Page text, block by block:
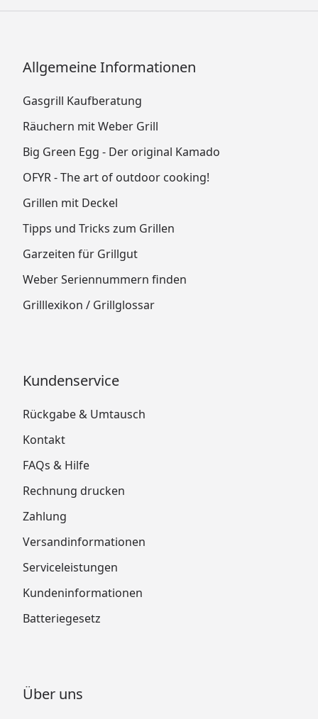
Allgemeine Informationen
Gasgrill Kaufberatung
Räuchern mit Weber Grill
Big Green Egg - Der original Kamado
OFYR - The art of outdoor cooking!
Grillen mit Deckel
Tipps und Tricks zum Grillen
Garzeiten für Grillgut
Weber Seriennummern finden
Grilllexikon / Grillglossar
Kundenservice
Rückgabe & Umtausch
Kontakt
FAQs & Hilfe
Rechnung drucken
Zahlung
Versandinformationen
Serviceleistungen
Kundeninformationen
Batteriegesetz
Über uns